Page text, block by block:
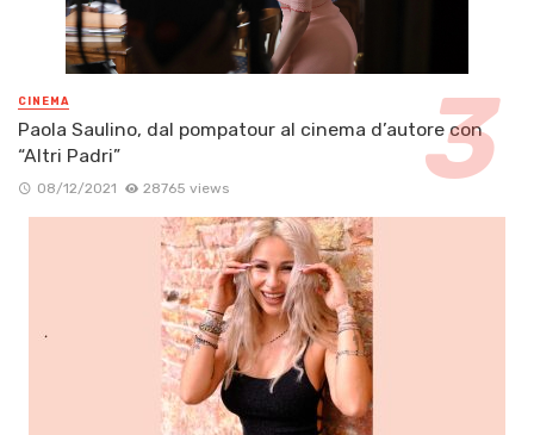
CINEMA
Paola Saulino, dal pompatour al cinema d’autore con
“Altri Padri”
08/12/2021 28765 views